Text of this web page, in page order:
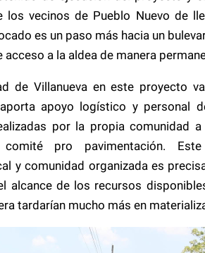
vecinos de Pueblo Nuevo de
es un paso más hacia un
a la aldea de manera
de Villanueva en este proyecto
apoyo logístico y personal
por la propia comunidad
pro pavimentación.
y comunidad organizada es
alcance de los recursos
tardarían mucho más en